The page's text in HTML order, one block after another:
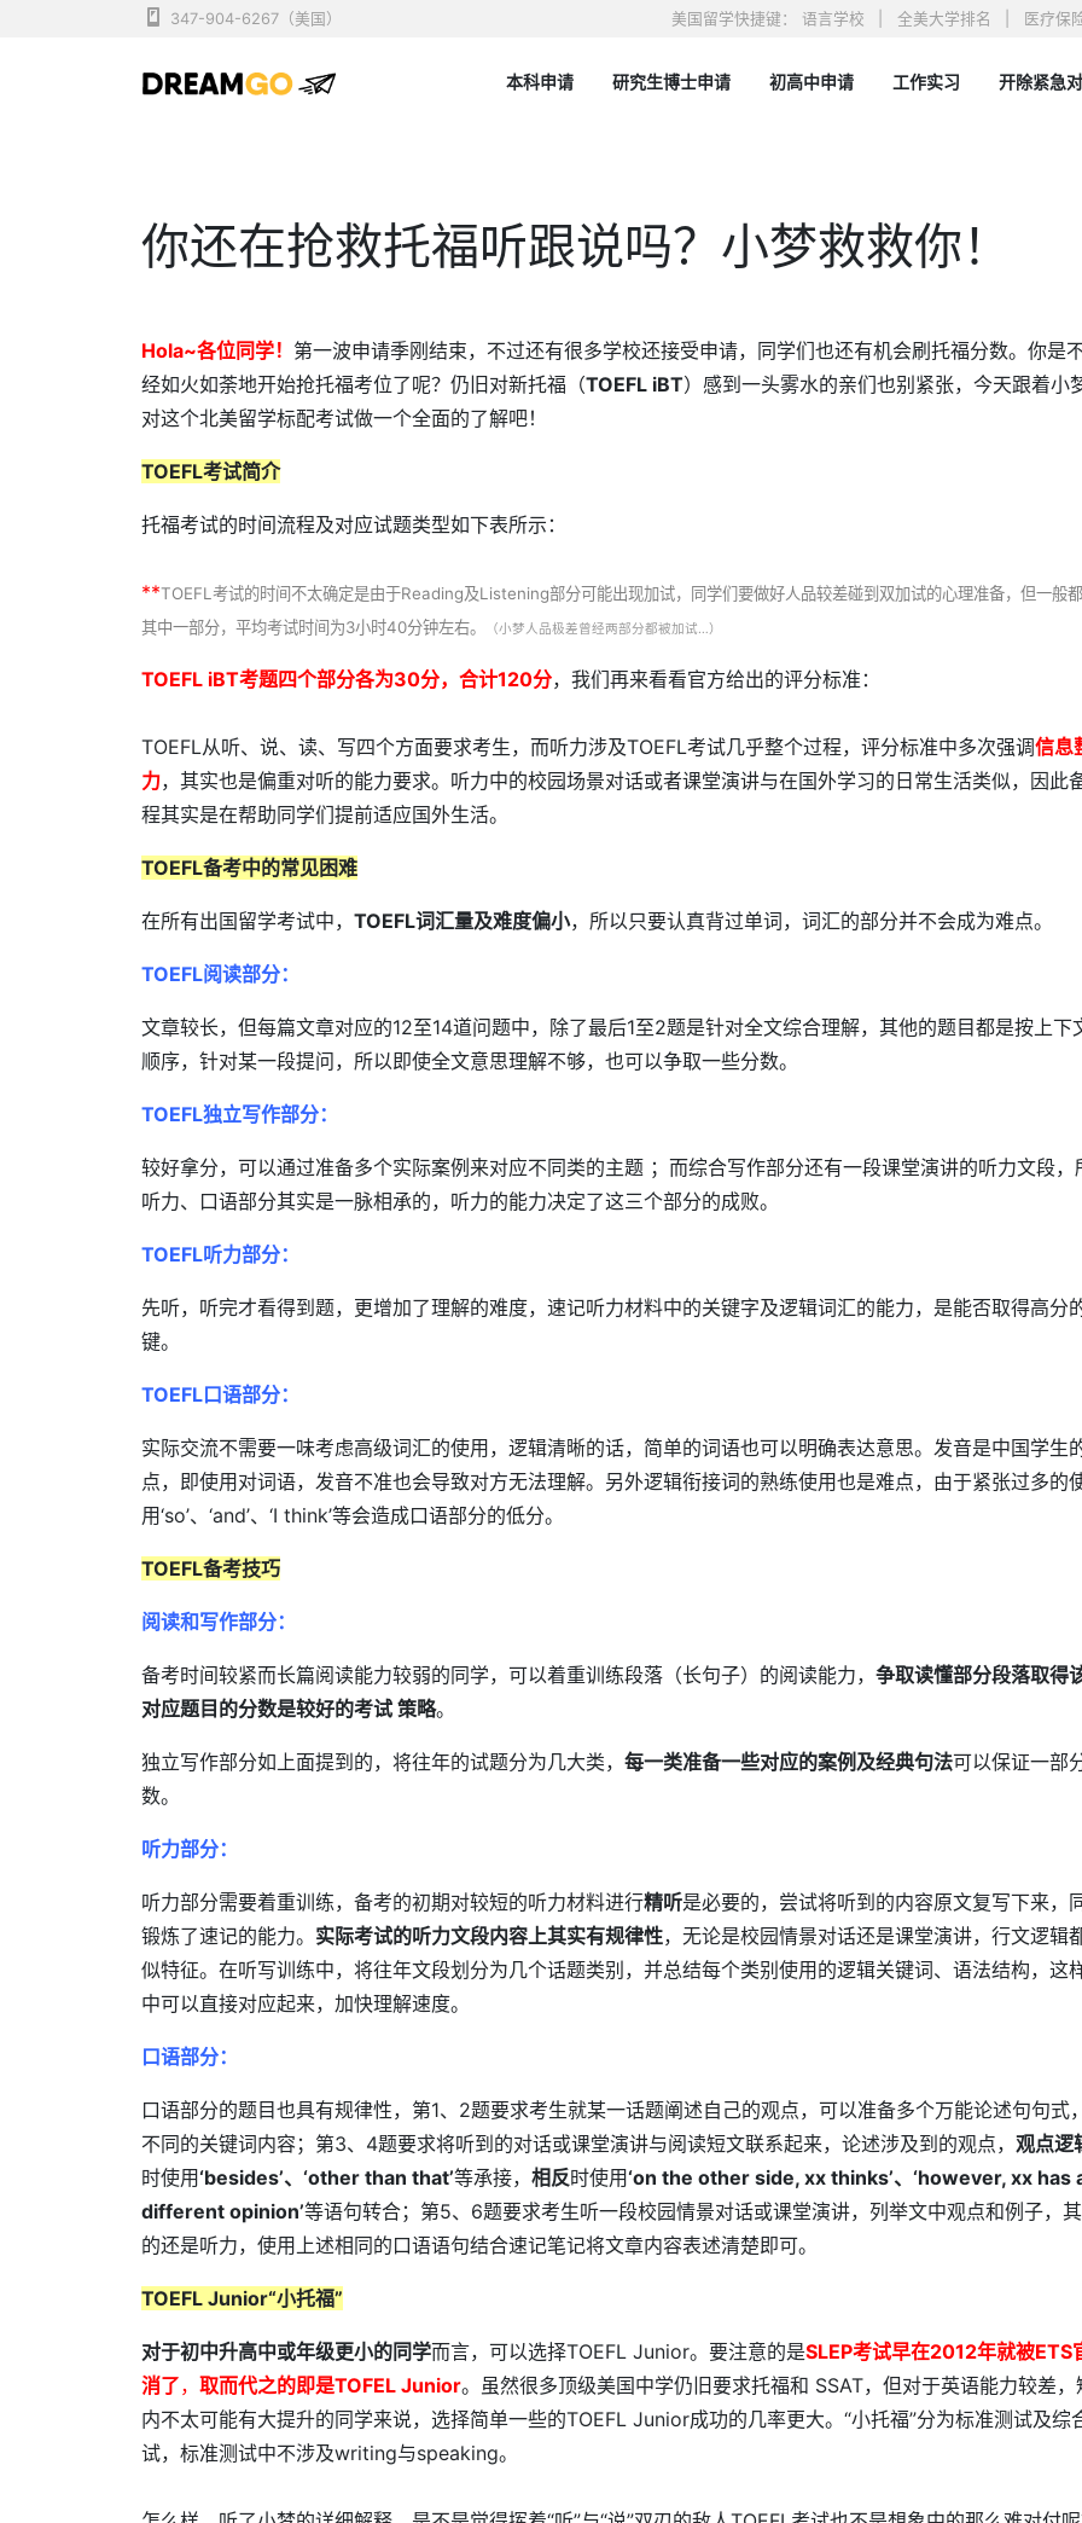
347-904-6267（美国） 美国留学快捷键： 语言学校 全美大学排名 医疗保
纽约留学中介 | 美国留学 | 100%录取的本土精品留学机构
本科申请 研究生博士申请 初高中申请 工作实习 开除紧急
你还在抢救托福听跟说吗？小梦救救你！
Hola~各位同学！ 第一波申请季刚结束，不过还有很多学校还接受申请，同学们也还有机会刷托福分数。你是
经如火如荼地开始抢托福考位了呢？仍旧对新托福（TOEFL iBT）感到一头雾水的亲们也别紧张，今天跟着小
对这个北美留学标配考试做一个全面的了解吧！
TOEFL考试简介
托福考试的时间流程及对应试题类型如下表所示：
**TOEFL考试的时间不太确定是由于Reading及Listening部分可能出现加试，同学们要做好人品较差碰到双加试的心理准备，但一般
其中一部分，平均考试时间为3小时40分钟左右。
（小梦人品极差曾经两部分都被加试…）
TOEFL iBT考题四个部分各为30分，合计120分，我们再来看看官方给出的评分标准：
TOEFL从听、说、读、写四个方面要求考生，而听力涉及TOEFL考试几乎整个过程，评分标准中多次强调信息
力，其实也是偏重对听的能力要求。听力中的校园场景对话或者课堂演讲与在国外学习的日常生活类似，因此
程其实是在帮助同学们提前适应国外生活。
TOEFL备考中的常见困难
在所有出国留学考试中， TOEFL词汇量及难度偏小，所以只要认真背过单词，词汇的部分并不会成为难点。
TOEFL阅读部分：
文章较长，但每篇文章对应的12至14道问题中，除了最后1至2题是针对全文综合理解，其他的题目都是按上下
顺序，针对某一段提问，所以即使全文意思理解不够，也可以争取一些分数。
TOEFL独立写作部分：
较好拿分，可以通过准备多个实际案例来对应不同类的主题 ；而综合写作部分还有一段课堂演讲的听力文段，
听力、口语部分其实是一脉相承的，听力的能力决定了这三个部分的成败。
TOEFL听力部分：
先听，听完才看得到题，更增加了理解的难度，速记听力材料中的关键字及逻辑词汇的能力，是能否取得高分
键。
TOEFL口语部分：
实际交流不需要一味考虑高级词汇的使用，逻辑清晰的话，简单的词语也可以明确表达意思。发音是中国学生
点，即使用对词语，发音不准也会导致对方无法理解。另外逻辑衔接词的熟练使用也是难点，由于紧张过多的
用‘so’、‘and’、‘I think’等会造成口语部分的低分。
TOEFL备考技巧
阅读和写作部分：
备考时间较紧而长篇阅读能力较弱的同学，可以着重训练段落（长句子）的阅读能力， 争取读懂部分段落取得
对应题目的分数是较好的考试 策略。
独立写作部分如上面提到的，将往年的试题分为几大类， 每一类准备一些对应的案例及经典句法可以保证一部
数。
听力部分：
听力部分需要着重训练，备考的初期对较短的听力材料进行精听是必要的，尝试将听到的内容原文复写下来，
锻炼了速记的能力。 实际考试的听力文段内容上其实有规律性，无论是校园情景对话还是课堂演讲，行文逻辑
似特征。在听写训练中，将往年文段划分为几个话题类别，并总结每个类别使用的逻辑关键词、语法结构，这
中可以直接对应起来，加快理解速度。
口语部分：
口语部分的题目也具有规律性，第1、2题要求考生就某一话题阐述自己的观点，可以准备多个万能论述句句式
不同的关键词内容；第3、4题要求将听到的对话或课堂演讲与阅读短文联系起来，论述涉及到的观点， 观点逻
时使用‘besides’、‘other than that’等承接， 相反时使用‘on the other side, xx thinks’、‘however, xx has
different opinion’等语句转合；第5、6题要求考生听一段校园情景对话或课堂演讲，列举文中观点和例子，
的还是听力，使用上述相同的口语语句结合速记笔记将文章内容表述清楚即可。
TOEFL Junior“小托福”
对于初中升高中或年级更小的同学而言，可以选择TOEFL Junior。要注意的是SLEP考试早在2012年就被ETS
消了， 取而代之的即是TOFEL Junior。虽然很多顶级美国中学仍旧要求托福和 SSAT，但对于英语能力较差，
内不太可能有大提升的同学来说，选择简单一些的TOEFL Junior成功的几率更大。“小托福”分为标准测试及综
试，标准测试中不涉及writing与speaking。